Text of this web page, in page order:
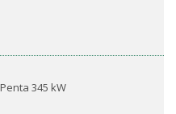
345 kW